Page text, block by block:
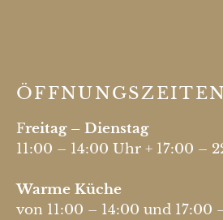
ÖFFNUNGSZEITEN
Freitag – Dienstag
11:00 – 14:00 Uhr + 17:00 –
Warme Küche
von 11:00 – 14:00 und 17:00